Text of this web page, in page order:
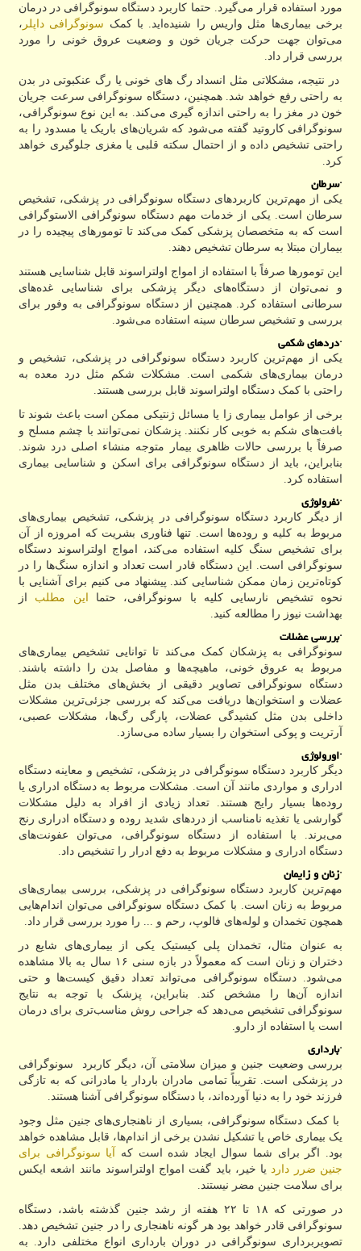
مورد استفاده قرار می‌گیرد. حتما کاربرد دستگاه سونوگرافی در درمان
برخی بیماری‌ها مثل واریس را شنیده‌اید. با کمک سونوگرافی داپلر ،
می‌توان جهت حرکت جریان خون و وضعیت عروق خونی را مورد
بررسی قرار داد.
در نتیجه، مشکلاتی مثل انسداد رگ های خونی یا رگ عنکبوتی در بدن
به راحتی رفع خواهد شد. همچنین، دستگاه سونوگرافی سرعت جریان
خون در مغز را به راحتی اندازه گیری می‌کند. به این نوع سونوگرافی،
سونوگرافی کاروتید گفته می‌شود که شریان‌های باریک یا مسدود را به
راحتی تشخیص داده و از احتمال سکته قلبی یا مغزی جلوگیری خواهد
کرد.
·سرطان
یکی از مهم‌ترین کاربردهای دستگاه سونوگرافی در پزشکی، تشخیص
سرطان است. یکی از خدمات مهم دستگاه سونوگرافی الاستوگرافی
است که به متخصصان پزشکی کمک می‌کند تا تومورهای پیچیده را در
بیماران مبتلا به سرطان تشخیص دهند.
این تومورها صرفاً با استفاده از امواج اولتراسوند قابل شناسایی هستند
و نمی‌توان از دستگاه‌های دیگر پزشکی برای شناسایی غده‌های
سرطانی استفاده کرد. همچنین از دستگاه سونوگرافی به وفور برای
بررسی و تشخیص سرطان سینه استفاده می‌شود.
·دردهای شکمی
یکی از مهم‌ترین کاربرد دستگاه سونوگرافی در پزشکی، تشخیص و
درمان بیماری‌های شکمی است. مشکلات شکم مثل درد معده به
راحتی با کمک دستگاه اولتراسوند قابل بررسی هستند.
برخی از عوامل بیماری زا یا مسائل ژنتیکی ممکن است باعث شوند تا
بافت‌های شکم به خوبی کار نکنند. پزشکان نمی‌توانند با چشم مسلح و
صرفاً با بررسی حالات ظاهری بیمار متوجه منشاء اصلی درد شوند.
بنابراین، باید از دستگاه سونوگرافی برای اسکن و شناسایی بیماری
استفاده کرد.
·نفرولوژی
از دیگر کاربرد دستگاه سونوگرافی در پزشکی، تشخیص بیماری‌های
مربوط به کلیه و روده‌ها است. تنها فناوری بشریت که امروزه از آن
برای تشخیص سنگ کلیه استفاده می‌کند، امواج اولتراسوند دستگاه
سونوگرافی است. این دستگاه قادر است تعداد و اندازه سنگ‌ها را در
کوتاه‌ترین زمان ممکن شناسایی کند. پیشنهاد می کنیم برای آشنایی با
نحوه تشخیص نارسایی کلیه با سونوگرافی، حتما
این مطلب از
بهداشت نیوز را مطالعه کنید.
·بررسی عضلات
سونوگرافی به پزشکان کمک می‌کند تا توانایی تشخیص بیماری‌های
مربوط به عروق خونی، ماهیچه‌ها و مفاصل بدن را داشته باشند.
دستگاه سونوگرافی تصاویر دقیقی از بخش‌های مختلف بدن مثل
عضلات و استخوان‌ها دریافت می‌کند که بررسی جزئی‌ترین مشکلات
داخلی بدن مثل کشیدگی عضلات، پارگی رگ‌ها، مشکلات عصبی،
آرتریت و پوکی استخوان را بسیار ساده می‌سازد.
·اورولوژی
دیگر کاربرد دستگاه سونوگرافی در پزشکی، تشخیص و معاینه دستگاه
ادراری و مواردی مانند آن است. مشکلات مربوط به دستگاه ادراری یا
روده‌ها بسیار رایج هستند. تعداد زیادی از افراد به دلیل مشکلات
گوارشی یا تغذیه نامناسب از دردهای شدید روده و دستگاه ادراری رنج
می‌برند. با استفاده از دستگاه سونوگرافی، می‌توان عفونت‌های
دستگاه ادراری و مشکلات مربوط به دفع ادرار را تشخیص داد.
·زنان و زایمان
مهم‌ترین کاربرد دستگاه سونوگرافی در پزشکی، بررسی بیماری‌های
مربوط به زنان است. با کمک دستگاه سونوگرافی می‌توان اندام‌هایی
همچون تخمدان و لوله‌های فالوپ، رحم و ... را مورد بررسی قرار داد.
به عنوان مثال، تخمدان پلی کیستیک یکی از بیماری‌های شایع در
دختران و زنان است که معمولاً در بازه سنی ۱۶ سال به بالا مشاهده
می‌شود. دستگاه سونوگرافی می‌تواند تعداد دقیق کیست‌ها و حتی
اندازه آن‌ها را مشخص کند. بنابراین، پزشک با توجه به نتایج
سونوگرافی تشخیص می‌دهد که جراحی روش مناسب‌تری برای درمان
است یا استفاده از دارو.
·بارداری
بررسی وضعیت جنین و میزان سلامتی آن، دیگر کاربرد سونوگرافی
در پزشکی است. تقریباً تمامی مادران باردار یا مادرانی که به تازگی
فرزند خود را به دنیا آورده‌اند، با دستگاه سونوگرافی آشنا هستند.
با کمک دستگاه سونوگرافی، بسیاری از ناهنجاری‌های جنین مثل وجود
یک بیماری خاص یا تشکیل نشدن برخی از اندام‌ها، قابل مشاهده خواهد
بود. اگر برای شما سوال ایجاد شده است که
آیا سونوگرافی برای
جنین ضرر داردیا خیر، باید گفت امواج اولتراسوند مانند اشعه ایکس
برای سلامت جنین مضر نیستند.
در صورتی که ۱۸ تا ۲۲ هفته از رشد جنین گذشته باشد، دستگاه
سونوگرافی قادر خواهد بود هر گونه ناهنجاری را در جنین تشخیص دهد.
تصویربرداری سونوگرافی در دوران بارداری انواع مختلفی دارد. به